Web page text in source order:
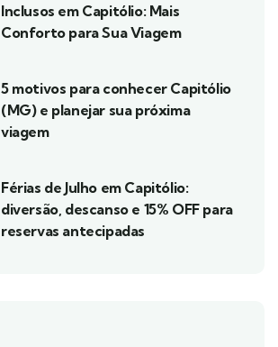
Inclusos em Capitólio: Mais
Conforto para Sua Viagem
5 motivos para conhecer Capitólio
(MG) e planejar sua próxima
viagem
Férias de Julho em Capitólio:
diversão, descanso e 15% OFF para
reservas antecipadas